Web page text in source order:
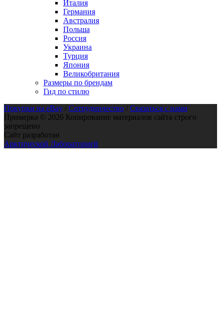
Италия
Германия
Австралия
Польша
Россия
Украина
Турция
Япония
Великобритания
Размеры по брендам
Гид по стилю
Покупки на eBay / Сотрудничество / Связаться с нами
Примерка © 2026 Копирование материалов сайта строго
запрещено
Сайт разработан
Арктической Лабораторией